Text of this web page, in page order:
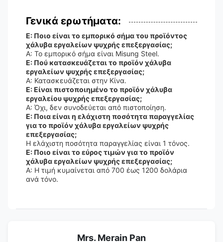
Γενικά ερωτήματα:
Ε: Ποιο είναι το εμπορικό σήμα του προϊόντος
χάλυβα εργαλείων ψυχρής επεξεργασίας;
Α: Το εμπορικό σήμα είναι Misung Steel.
Ε: Πού κατασκευάζεται το προϊόν χάλυβα
εργαλείων ψυχρής επεξεργασίας;
Α: Κατασκευάζεται στην Κίνα.
Ε: Είναι πιστοποιημένο το προϊόν χάλυβα
εργαλείου ψυχρής επεξεργασίας;
Α: Όχι, δεν συνοδεύεται από πιστοποίηση.
Ε: Ποια είναι η ελάχιστη ποσότητα παραγγελίας
για το προϊόν χάλυβα εργαλείων ψυχρής
επεξεργασίας;
Η ελάχιστη ποσότητα παραγγελίας είναι 1 τόνος.
Ε: Ποιο είναι το εύρος τιμών για το προϊόν
χάλυβα εργαλείων ψυχρής επεξεργασίας;
Α: Η τιμή κυμαίνεται από 700 έως 1200 δολάρια
ανά τόνο.
Mrs. Merain Pan